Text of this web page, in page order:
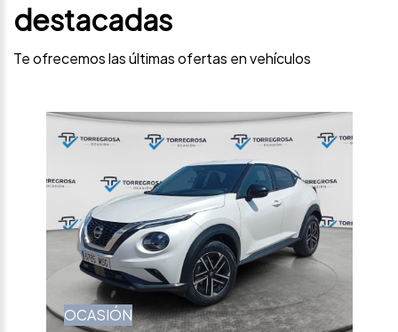
destacadas
Te ofrecemos las últimas ofertas en vehículos
OCASIÓN